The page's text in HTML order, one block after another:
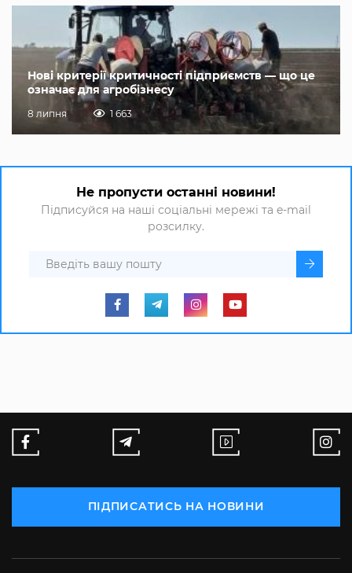
Нові критерії критичності підприємств — що це
означає для агробізнесу
8 липня 1 663
Не пропусти останні новини!
Підписуйся на наші соціальні мережі та e-mail
розсилку.
ПІДПИСАТИСЬ НА НОВИНИ